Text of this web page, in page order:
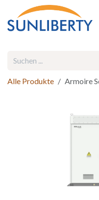
Zum Inhalt springen
Alle Produkte Armoire